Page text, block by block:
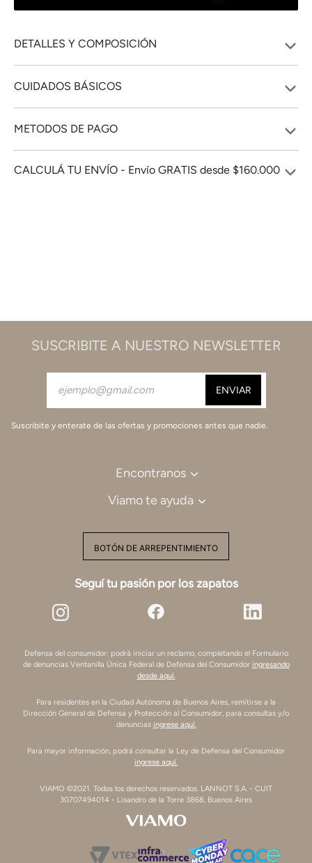
DETALLES Y COMPOSICIÓN
CUIDADOS BÁSICOS
METODOS DE PAGO
CALCULÁ TU ENVÍO - Envío GRATIS desde $160.000
SUSCRIBITE A NUESTRO NEWSLETTER
Suscribite y enterate de las ofertas y promociones antes que nadie.
Encontranos
Viamo te ayuda
BOTÓN DE ARREPENTIMIENTO
Seguí tu pasión por los zapatos
Defensa del consumidor: podrá iniciar un reclamo, completando el Formulario
de denuncias Ventanilla Única Federal de Defensa del Consumidor ingresando
desde aquí.
Para residentes en la Ciudad Autónoma de Buenos Aires, remitirse a la
Dirección General de Defensa y Protección al Consumidor, para consultas y/o
denuncias ingrese aquí.
Para mayor información, podrá consultar la Ley de Defensa del Consumidor
ingrese aquí.
VIAMO ©2021. Todos los derechos reservados. LANNOT S.A. - CUIT
30707494014 - Lisandro de la Torre 3868, Buenos Aires